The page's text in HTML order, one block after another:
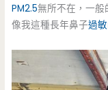
PM2.5無所不在，一
像我這種長年鼻子過敏